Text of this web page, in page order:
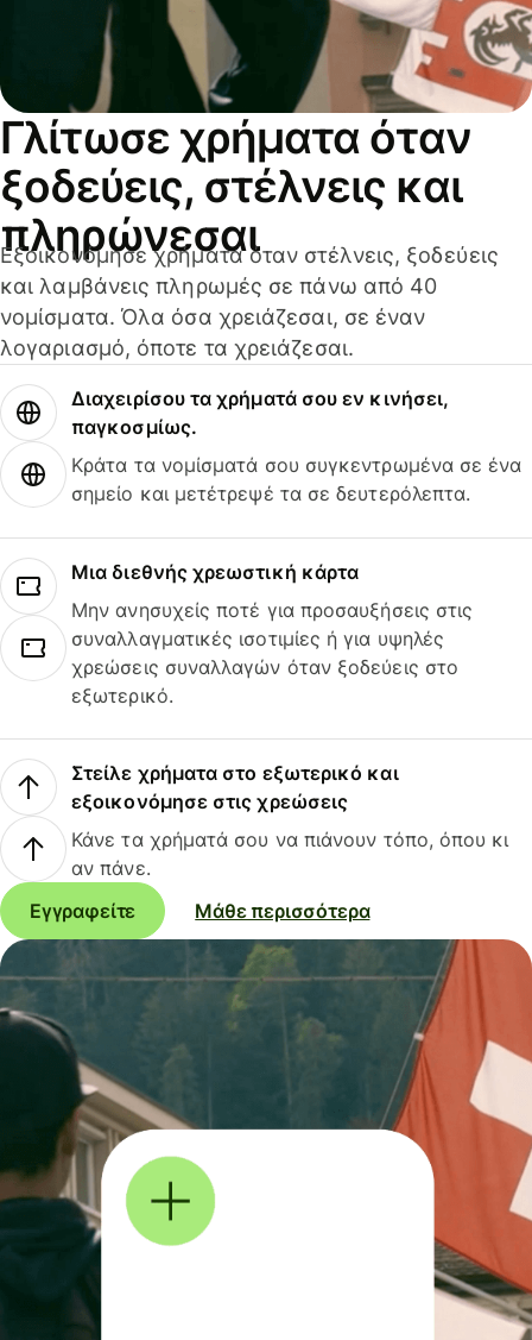
Γλίτωσε χρήματα όταν
ξοδεύεις, στέλνεις και
πληρώνεσαι
Εξοικονόμησε χρήματα όταν στέλνεις, ξοδεύεις
και λαμβάνεις πληρωμές σε πάνω από 40
νομίσματα. Όλα όσα χρειάζεσαι, σε έναν
λογαριασμό, όποτε τα χρειάζεσαι.
Διαχειρίσου τα χρήματά σου εν κινήσει,
παγκοσμίως.
Κράτα τα νομίσματά σου συγκεντρωμένα σε ένα
σημείο και μετέτρεψέ τα σε δευτερόλεπτα.
Μια διεθνής χρεωστική κάρτα
Μην ανησυχείς ποτέ για προσαυξήσεις στις
συναλλαγματικές ισοτιμίες ή για υψηλές
χρεώσεις συναλλαγών όταν ξοδεύεις στο
εξωτερικό.
Στείλε χρήματα στο εξωτερικό και
εξοικονόμησε στις χρεώσεις
Κάνε τα χρήματά σου να πιάνουν τόπο, όπου κι
αν πάνε.
Εγγραφείτε
Μάθε περισσότερα